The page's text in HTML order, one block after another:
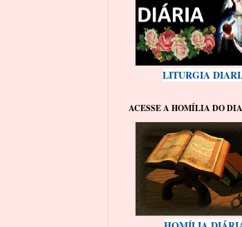
LITURGIA
ACESSE A HOMÍLIA DO DIA